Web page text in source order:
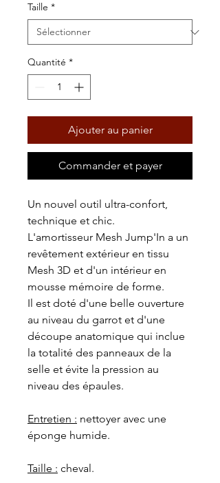
Taille *
Quantité *
Ajouter au panier
Commander et payer
Un nouvel outil ultra-confort,
technique et chic.
L'amortisseur Mesh Jump'In a un
revêtement extérieur en tissu
Mesh 3D et d'un intérieur en
mousse mémoire de forme.
Il est doté d'une belle ouverture
au niveau du garrot et d'une
découpe anatomique qui inclue
la totalité des panneaux de la
selle et évite la pression au
niveau des épaules.
Entretien : nettoyer avec une
éponge humide.
Taille : cheval.